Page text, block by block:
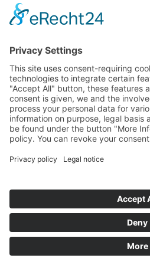
September 2018(1)
August 2018(1)
June 2018(1)
May 2018
(1)
April 2018(1)
March 2018(1)
February 2018(1)
January 2018(1)
BIOSWING seating systems
BIOSWING therapy systems
BIOSWING training systems
Legal information